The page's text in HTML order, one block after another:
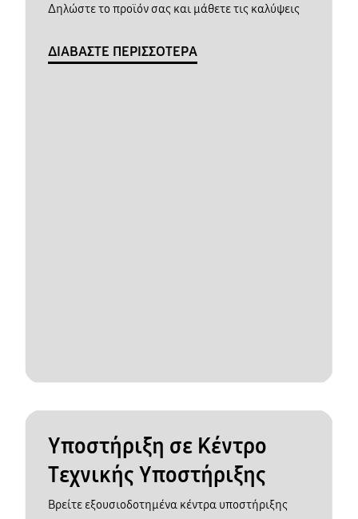
Δηλώστε το προϊόν σας και μάθετε τις καλύψεις
ΔΙΑΒΑΣΤΕ ΠΕΡΙΣΣΟΤΕΡΑ
Υποστήριξη σε Κέντρο
Τεχνικής Υποστήριξης
Βρείτε εξουσιοδοτημένα κέντρα υποστήριξης